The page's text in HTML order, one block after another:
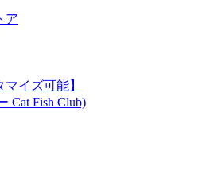
ア
イズ可能】
Cat Fish Club)